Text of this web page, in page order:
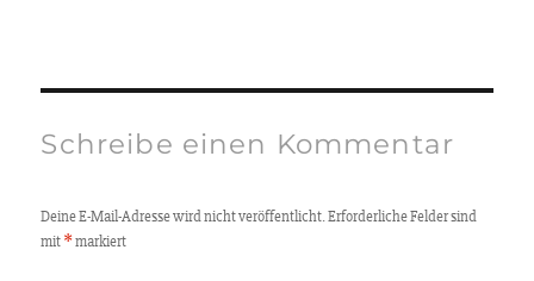
Schreibe einen Kommentar
Deine E-Mail-Adresse wird nicht veröffentlicht.Erforderliche Felder sind
mit *markiert